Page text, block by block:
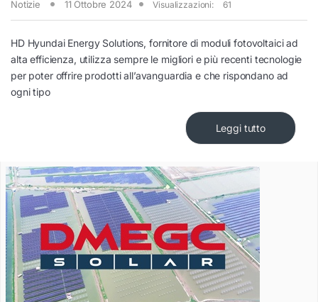
Notizie 11 Ottobre 2024 Visualizzazioni: 61
HD Hyundai Energy Solutions, fornitore di moduli fotovoltaici ad
alta efficienza, utilizza sempre le migliori e più recenti tecnologie
per poter offrire prodotti all’avanguardia e che rispondano ad
ogni tipo
Leggi tutto